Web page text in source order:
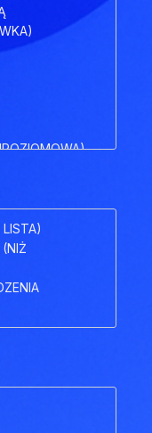
OBNIŻONYM
(NIŻ